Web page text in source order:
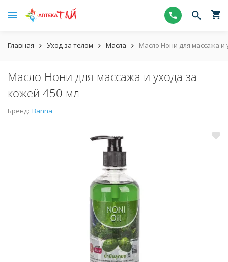
Главная Уход за телом Масла Масло Нони для массажа и
Масло Нони для массажа и ухода за
кожей 450 мл
Бренд: Banna